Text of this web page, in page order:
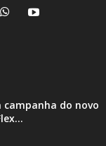
campanha do novo